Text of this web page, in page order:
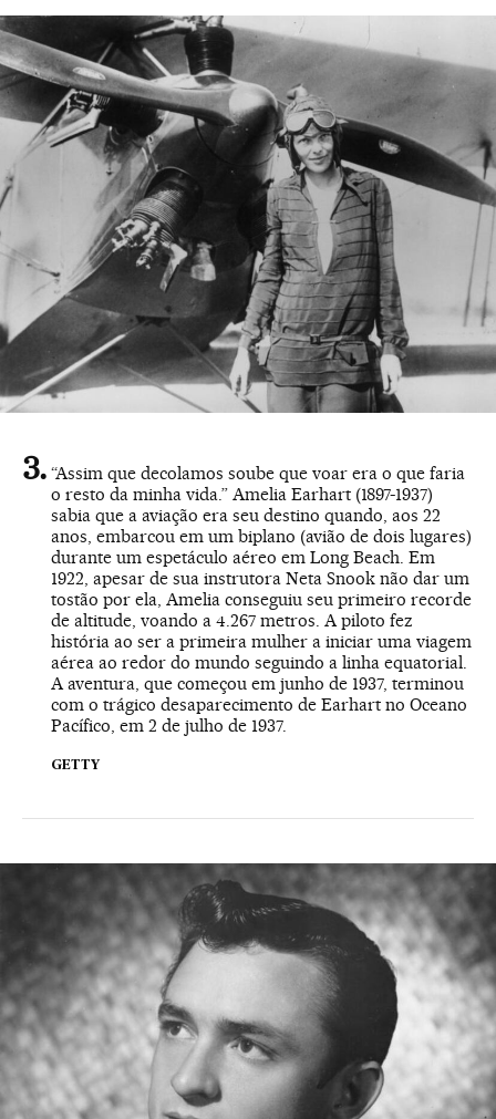
“Assim que decolamos soube que voar era o que faria
o resto da minha vida.” Amelia Earhart (1897-1937)
sabia que a aviação era seu destino quando, aos 22
anos, embarcou em um biplano (avião de dois lugares)
durante um espetáculo aéreo em Long Beach. Em
1922, apesar de sua instrutora Neta Snook não dar um
tostão por ela, Amelia conseguiu seu primeiro recorde
de altitude, voando a 4.267 metros. A piloto fez
história ao ser a primeira mulher a iniciar uma viagem
aérea ao redor do mundo seguindo a linha equatorial.
A aventura, que começou em junho de 1937, terminou
com o trágico desaparecimento de Earhart no Oceano
Pacífico, em 2 de julho de 1937.
GETTY